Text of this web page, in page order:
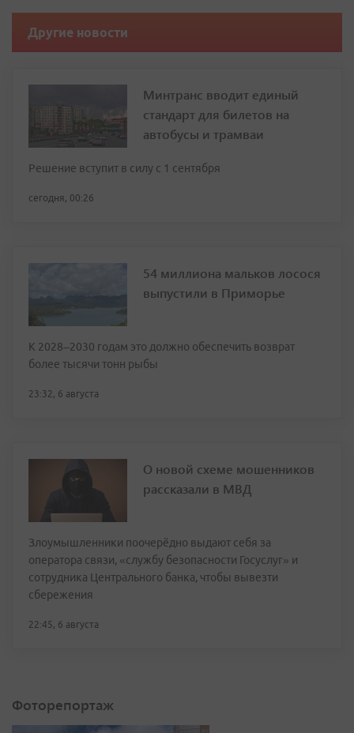
Другие новости
Минтранс вводит единый
стандарт для билетов на
автобусы и трамваи
Решение вступит в силу с 1 сентября
сегодня, 00:26
54 миллиона мальков лосося
выпустили в Приморье
К 2028–2030 годам это должно обеспечить возврат
более тысячи тонн рыбы
23:32, 6 августа
О новой схеме мошенников
рассказали в МВД
Злоумышленники поочерёдно выдают себя за
оператора связи, «службу безопасности Госуслуг» и
сотрудника Центрального банка, чтобы вывезти
сбережения
22:45, 6 августа
Фоторепортаж